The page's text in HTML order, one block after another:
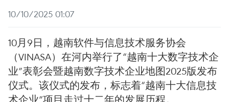
10/10/2025 01:07
10月9日，越南软件与信息技术服务协会
（VINASA）在河内举行了“越南十大数字技术企
业”表彰会暨越南数字技术企业地图2025版发布
仪式。该仪式的发布，标志着“越南十大信息技
术企业”项目走过十二年的发展历程。